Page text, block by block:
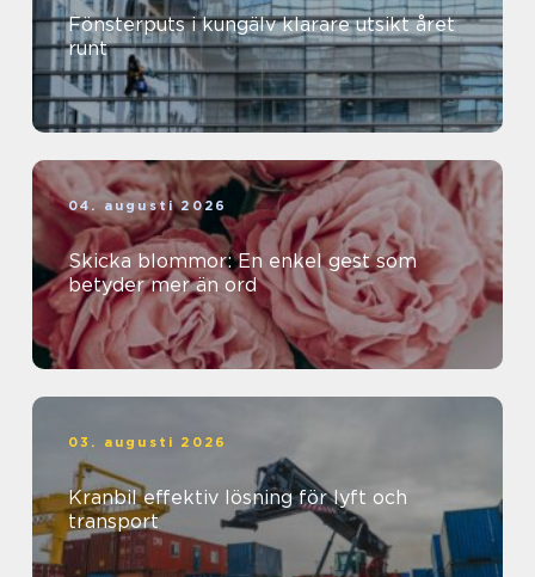
Fönsterputs i kungälv klarare utsikt året
runt
04. augusti 2026
Skicka blommor: En enkel gest som
betyder mer än ord
03. augusti 2026
Kranbil effektiv lösning för lyft och
transport